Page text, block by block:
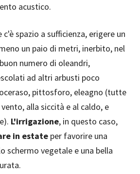
acustico.
c'è spazio a sufficienza, erigere un
un paio di metri, inerbito, nel
numero di oleandri,
ad altri arbusti poco
pittosforo, eleagno (tutte
alla siccità e al caldo, e
L'irrigazione, in questo caso,
in estate per favorire una
schermo vegetale e una bella